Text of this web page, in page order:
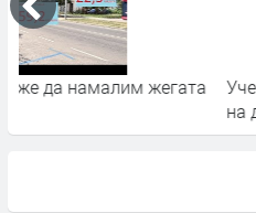
Учене до припадък: